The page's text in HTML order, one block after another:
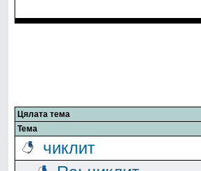
Цялата тема
Тема
чиклит